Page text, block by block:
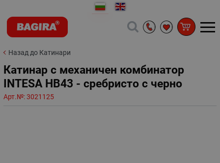
Назад до Катинари
Катинар с механичен комбинатор
INTESA HB43 - сребристо с черно
Арт.№:3021125